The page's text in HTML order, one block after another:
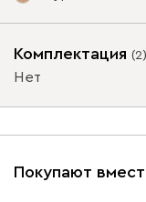
Комплектация (2)
Нет
Покупают